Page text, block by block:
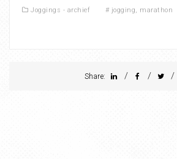
Joggings - archief # jogging, marathon
Share: / / /